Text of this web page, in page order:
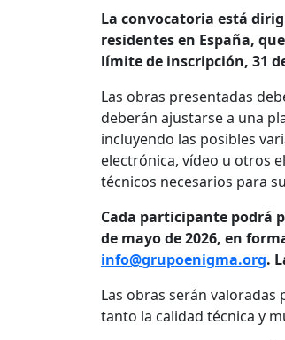
La convocatoria está
residentes en España,
límite de inscripción, 31
Las obras presentadas
deberán ajustarse a una
incluyendo las posibles
electrónica, vídeo u otros
técnicos necesarios para
Cada participante podrá
de mayo de 2026, en
info@grupoenigma.org.
Las obras serán
tanto la calidad técnica y